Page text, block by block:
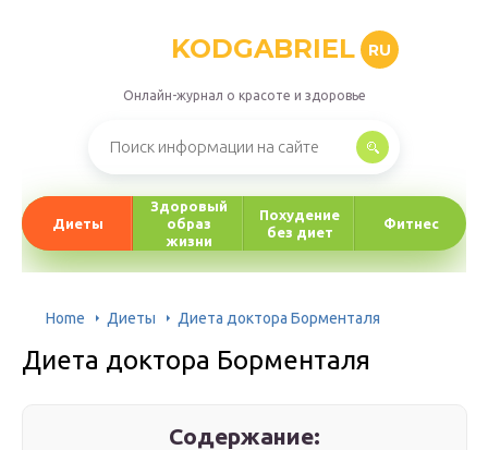
KODGABRIEL RU
Онлайн-журнал о красоте и здоровье
Диеты
Здоровый
образ
жизни
Похудение
без диет
Фитнес
Home Диеты Диета доктора Борменталя
Диета доктора Борменталя
Содержание: